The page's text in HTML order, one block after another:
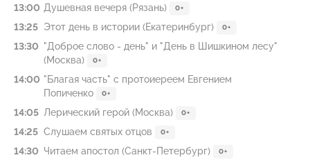
13:00 Душевная вечеря (Рязань) 0+
13:25 Этот день в истории (Екатеринбург) 0+
13:30 "Доброе слово - день" и "День в Шишкином лесу"
(Москва)
0+
14:00 "Благая часть" с протоиереем Евгением
Попиченко
0+
14:05 Лерический герой (Москва) 0+
14:25 Слушаем святых отцов 0+
14:30 Читаем апостол (Санкт-Петербург) 0+